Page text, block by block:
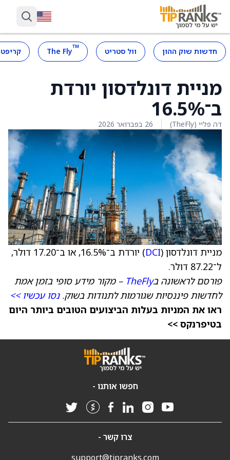
חדשות שוק ההון וול סטריט ™
The Fly
מניית דונלדסון יורדת
ב־16.5%
דה פליי (TheFly) 26 בפברואר 2026
מניית דונלדסון (DCI
) יורדת ב־16.5%, או ב־17.20 דולר,
ל־87.22 דולר.
פורסם לראשונה בTheFly – מקור מידע סופי בזמן אמת
לחדשות פיננסיות שגורמות לתנודות בשוק.נסו עכשיו >>
ראו את המניות בעלות הביצועים הטובים ביותר היום
בטיפרנקס >>
חפשו אותנו -
צרו קשר -
support@tipranks.com